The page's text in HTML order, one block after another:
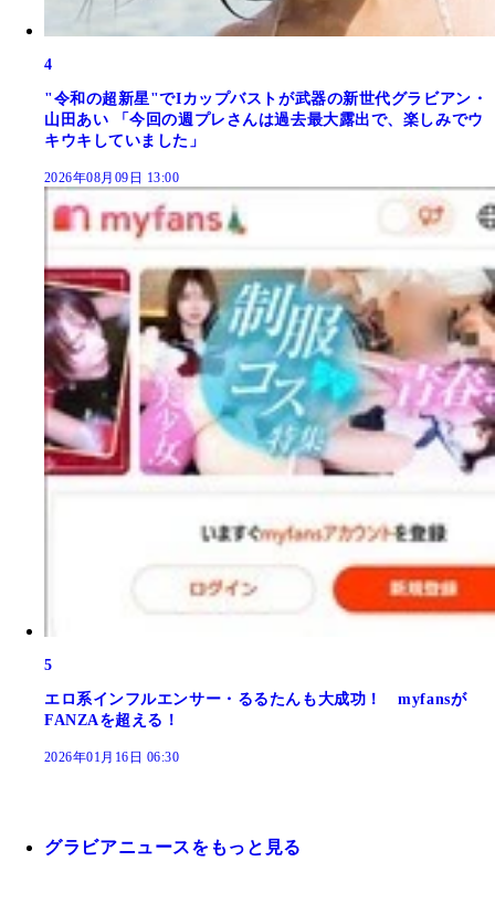
4
"令和の超新星"でIカップバストが武器の新世代グラビアン・
山田あい 「今回の週プレさんは過去最大露出で、楽しみでウ
キウキしていました」
2026年08月09日 13:00
5
エロ系インフルエンサー・るるたんも大成功！ myfansが
FANZAを超える！
2026年01月16日 06:30
グラビアニュースをもっと見る